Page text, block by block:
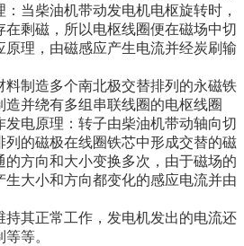
当柴油机带动发电机电枢旋转时，
在剩磁，所以电枢线圈便在磁场中切
理，由磁感应产生电流并经炭刷输
料制造多个南北极交替排列的永磁铁
造并绕有多组串联线圈的电枢线圈
发电原理：转子由柴油机带动轴向切
列的磁极在线圈铁芯中形成交替的磁
方向和大小变换多次，由于磁场的
大小和方向都变化的感应电流并由
持其正常工作，发电机发出的电流还
等。